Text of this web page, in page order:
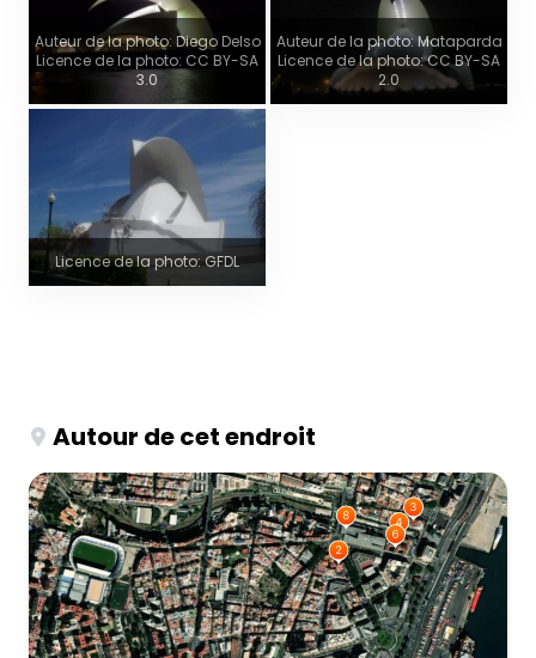
Auteur de la photo: Diego Delso
Licence de la photo: CC BY-SA
3.0
Auteur de la photo: Mataparda
Licence de la photo: CC BY-SA
2.0
Licence de la photo: GFDL
Autour de cet endroit